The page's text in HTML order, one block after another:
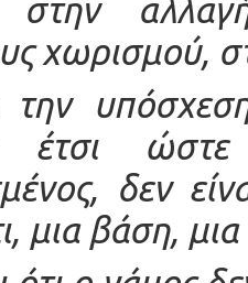
στην
χωρισμού,
την
έτσι
δεν
μια βάση,